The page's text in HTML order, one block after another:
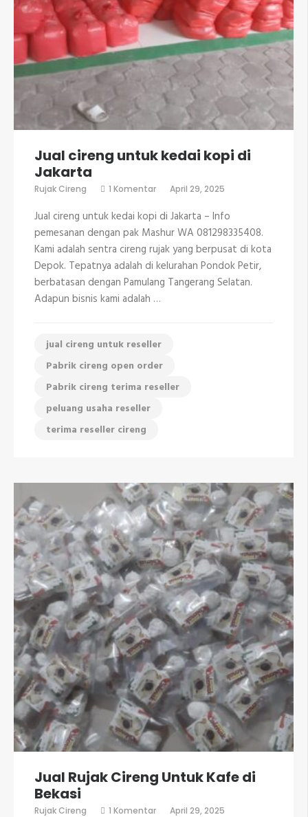
Jual cireng untuk kedai kopi di
Jakarta
Rujak Cireng 1 Komentarpada
untuk
kedai
kopi
di
Jakarta
April 29, 2025
Jual cireng untuk kedai kopi di Jakarta – Info
pemesanan dengan pak Mashur WA 081298335408.
Kami adalah sentra cireng rujak yang berpusat di kota
Depok. Tepatnya adalah di kelurahan Pondok Petir,
berbatasan dengan Pamulang Tangerang Selatan.
Adapun bisnis kami adalah …
jual cireng untuk reseller
Pabrik cireng open order
Pabrik cireng terima reseller
peluang usaha reseller
terima reseller cireng
Jual Rujak Cireng Untuk Kafe di
Bekasi
Rujak Cireng 1 KomentarpadaApril 29, 2025